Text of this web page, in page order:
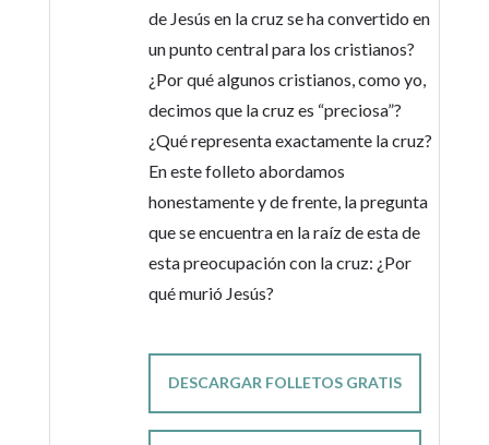
de Jesús en la cruz se ha convertido en
un punto central para los cristianos?
¿Por qué algunos cristianos, como yo,
decimos que la cruz es “preciosa”?
¿Qué representa exactamente la cruz?
En este folleto abordamos
honestamente y de frente, la pregunta
que se encuentra en la raíz de esta de
esta preocupación con la cruz: ¿Por
qué murió Jesús?
DESCARGAR FOLLETOS GRATIS